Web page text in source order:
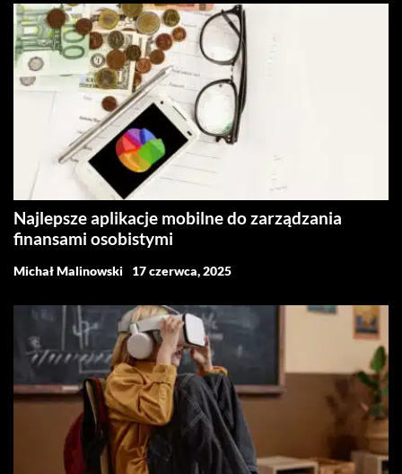
Najlepsze aplikacje mobilne do zarządzania
finansami osobistymi
Michał Malinowski 17 czerwca, 2025